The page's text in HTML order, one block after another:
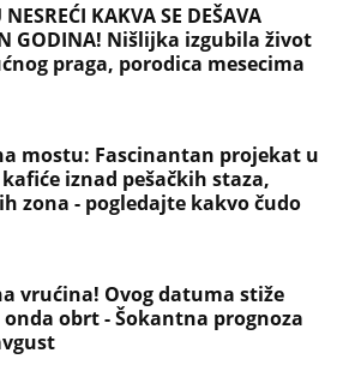
KAKVA SE DEŠAVA
GODINA! Nišlijka izgubila život
praga, porodica mesecima
mostu: Fascinantan projekat u
iznad pešačkih staza,
zona - pogledajte kakvo čudo
vrućina! Ovog datuma stiže
onda obrt - Šokantna prognoza